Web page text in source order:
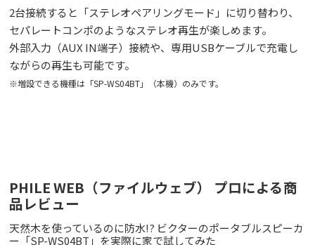
2台接続すると「ステレオペアリングモード」に切り替わり、
セパレートコンポのようなステレオ再生が楽しめます。
外部入力（AUX IN端子）接続や、専用USBケーブルで充電し
ながらの再生も可能です。
※増設できる機種は「SP-WS04BT」（本機）のみです。
PHILE WEB（ファイルウェブ） プロによる商
品レビュー
天然木を使っているのに防水!? ビクターのポータブルスピーカ
ー「SP-WS04BT」を実際に家で試してみた